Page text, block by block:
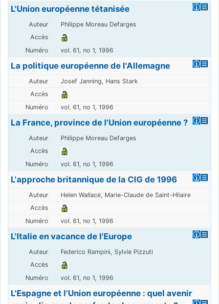
L'Union européenne tétanisée
Philippe Moreau Defarges
vol. 61, no 1, 1996
La politique européenne de l'Allemagne
Josef Janning, Hans Stark
vol. 61, no 1, 1996
La France, province de l'Union européenne ?
Philippe Moreau Defarges
vol. 61, no 1, 1996
L'approche britannique de la CIG de 1996
Helen Wallace, Marie-Claude de Saint-Hilaire
vol. 61, no 1, 1996
L'Italie en vacance de l'Europe
Federico Rampini, Sylvie Pizzuti
vol. 61, no 1, 1996
L'Espagne et l'Union européenne : quel avenir